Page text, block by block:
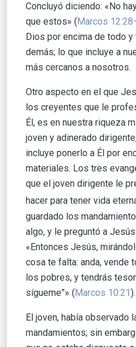
Concluyó diciendo: «No
que estos» ( Marcos
Dios por encima de todo
demás; lo que incluye a
más cercanos a nosotros.
Otro aspecto en el que
los creyentes que le
Él, es en nuestra riqueza
joven y adinerado
incluye ponerlo a Él por
materiales. Los tres
que el joven dirigente le
hacer para tener vida
guardado los
algo, y le preguntó a
«Entonces Jesús,
cosa te falta: anda, vende
los pobres, y tendrás
sígueme”» (Marcos 10:21).
El joven, había observado
mandamientos; sin